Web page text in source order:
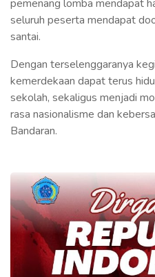
pemenang lomba mendapat
seluruh peserta mendapat
santai.
Dengan terselenggaranya
kemerdekaan dapat terus
sekolah, sekaligus menjadi
rasa nasionalisme dan
Bandaran.